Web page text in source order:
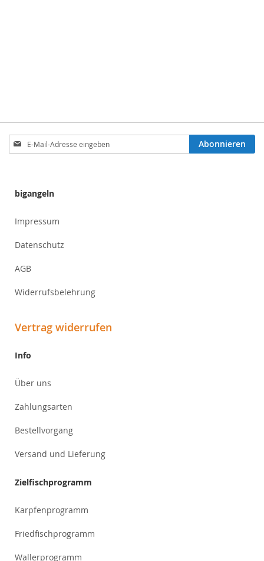
Anmeldung
zum
Abonnieren
bigangeln
Impressum
Datenschutz
AGB
Widerrufsbelehrung
Vertrag widerrufen
Info
Über uns
Zahlungsarten
Bestellvorgang
Versand und Lieferung
Zielfischprogramm
Karpfenprogramm
Friedfischprogramm
Wallerprogramm